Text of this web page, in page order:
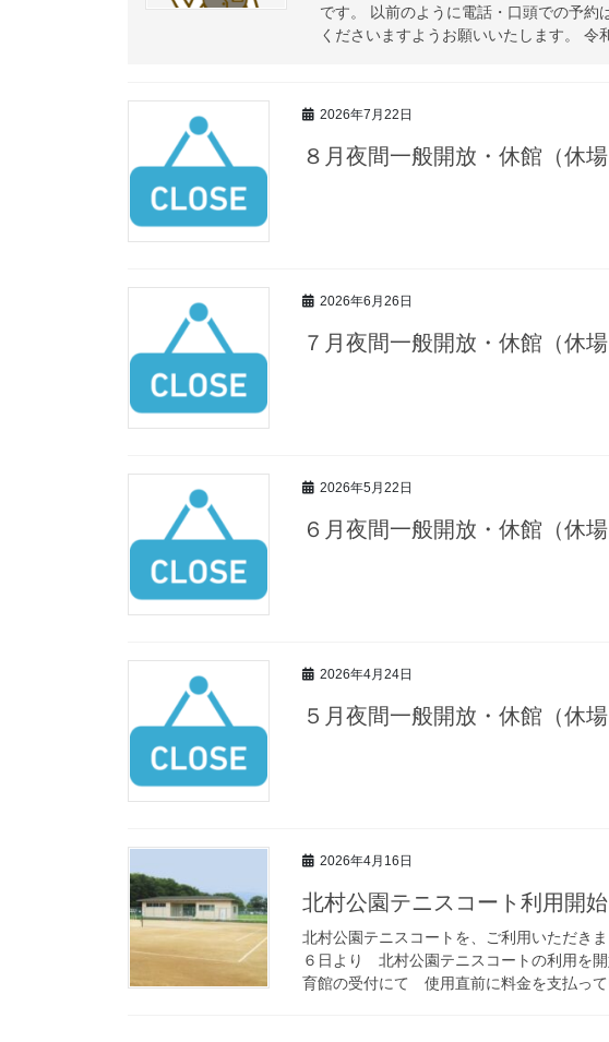
です。 以前のように電話・口頭での予
くださいますようお願いいたします。
2026年7月22日
８月夜間一般開放・休館（休
2026年6月26日
７月夜間一般開放・休館（休
2026年5月22日
６月夜間一般開放・休館（休
2026年4月24日
５月夜間一般開放・休館（休
2026年4月16日
北村公園テニスコート利用開始
北村公園テニスコートを、ご利用いただき
６日より 北村公園テニスコートの利用を
育館の受付にて 使用直前に料金を支払